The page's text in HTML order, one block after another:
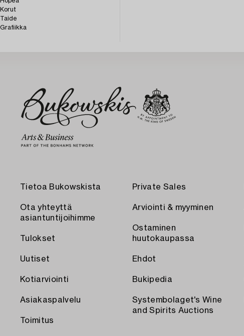
Korut
Taide
Grafiikka
Tietoa Bukowskista
Ota yhteyttä
asiantuntijoihimme
Tulokset
Uutiset
Kotiarviointi
Asiakaspalvelu
Toimitus
Private Sales
Arviointi & myyminen
Ostaminen
huutokaupassa
Ehdot
Bukipedia
Systembolaget's Wine
and Spirits Auctions